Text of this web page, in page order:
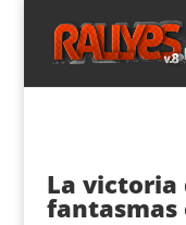
La victoria
fantasmas